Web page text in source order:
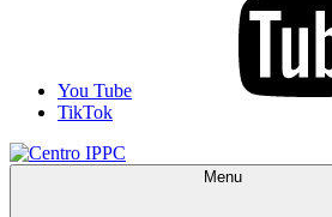
You Tube
TikTok
Menu